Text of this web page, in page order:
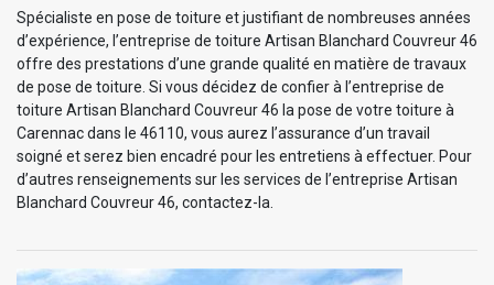
Spécialiste en pose de toiture et justifiant de nombreuses années
d’expérience, l’entreprise de toiture Artisan Blanchard Couvreur 46
offre des prestations d’une grande qualité en matière de travaux
de pose de toiture. Si vous décidez de confier à l’entreprise de
toiture Artisan Blanchard Couvreur 46 la pose de votre toiture à
Carennac dans le 46110, vous aurez l’assurance d’un travail
soigné et serez bien encadré pour les entretiens à effectuer. Pour
d’autres renseignements sur les services de l’entreprise Artisan
Blanchard Couvreur 46, contactez-la.